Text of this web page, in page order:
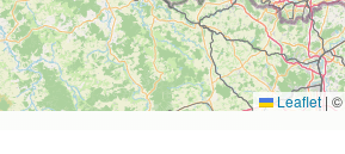
Leaflet| ©